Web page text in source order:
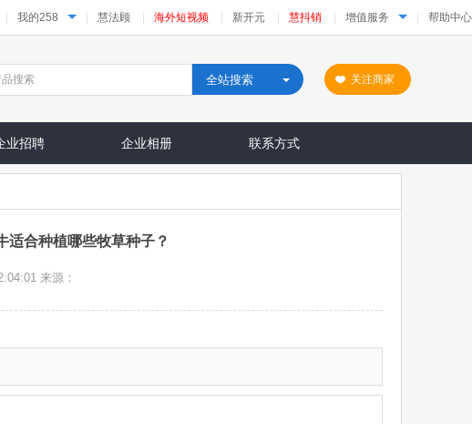
我的258 慧法顾 海外短视频 新开元 慧抖销 增值服务 帮助中心
全站搜索 关注商家
业招聘 企业相册 联系方式
适合种植哪些牧草种子？
来源：